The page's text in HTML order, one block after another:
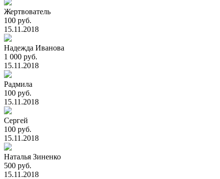
Жертвователь
100 руб.
15.11.2018
Надежда Иванова
1 000 руб.
15.11.2018
Радмила
100 руб.
15.11.2018
Сергей
100 руб.
15.11.2018
Наталья Зиненко
500 руб.
15.11.2018